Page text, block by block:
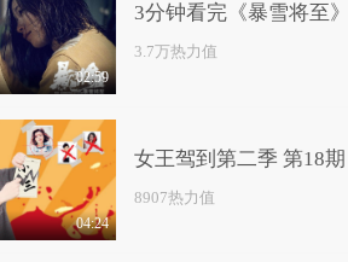
02:59
3分钟看完《暴雪将至
3.7万热力值
04:24
女王驾到第二季 第18
8907热力值